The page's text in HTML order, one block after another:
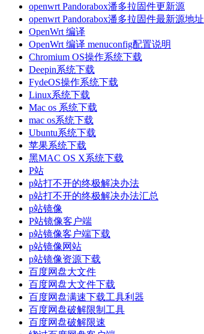
openwrt Pandorabox潘多拉固件更新源
openwrt Pandorabox潘多拉固件最新源地址
OpenWrt 编译
OpenWrt 编译 menuconfig配置说明
Chromium OS操作系统下载
Deepin系统下载
FydeOS操作系统下载
Linux系统下载
Mac os 系统下载
mac os系统下载
Ubuntu系统下载
苹果系统下载
黑MAC OS X系统下载
P站
p站打不开的终极解决办法
p站打不开的终极解决办法汇总
p站镜像
P站镜像客户端
p站镜像客户端下载
p站镜像网站
p站镜像资源下载
百度网盘大文件
百度网盘大文件下载
百度网盘满速下载工具利器
百度网盘破解限制工具
百度网盘破解限速